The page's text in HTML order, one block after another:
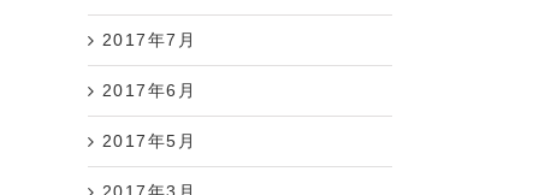
2017年7月
2017年6月
2017年5月